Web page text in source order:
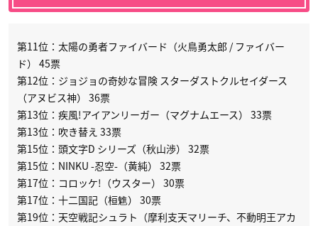
第11位：太陽の勇者ファイバード（火鳥勇太郎 / ファイバー
ド） 45票
第12位：ジョジョの奇妙な冒険 スターダストクルセイダース
（アヌビス神） 36票
第13位：疾風!アイアンリーガー（マグナムエース） 33票
第13位：吹き替え 33票
第15位：頭文字D シリーズ（秋山渉） 32票
第15位：NINKU -忍空-（黄純） 32票
第17位：コロッケ!（ウスター） 30票
第17位：十二国記（桓魋） 30票
第19位：天空戦記シュラト（摩利支天マリーチ、不動明王アカ